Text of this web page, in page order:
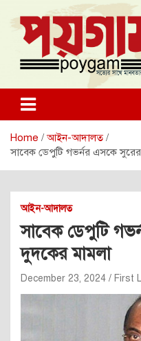
content
poygam24.com
Home
আইন-আদালত
সাবেক ডেপুটি গভর্নর এসকে
আইন-আদালত
সাবেক ডেপুটি
দুদকের মামলা
December 23, 2024 First